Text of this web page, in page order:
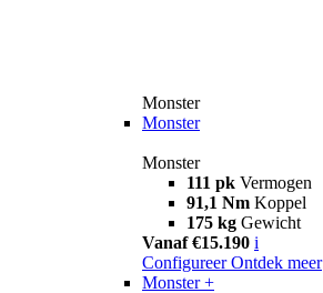
Monster
Monster
Monster
111 pk Vermogen
91,1 Nm Koppel
175 kg Gewicht
Vanaf €15.190 i
Configureer Ontdek meer
Monster +